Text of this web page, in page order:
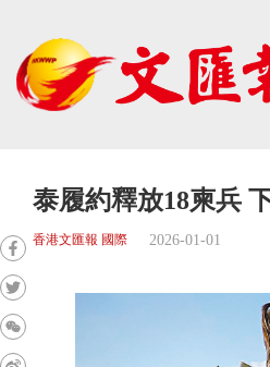
泰履約釋放18柬兵
香港文匯報 國際 2026-01-01